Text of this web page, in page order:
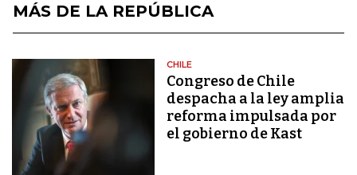
MÁS DE LA REPÚBLICA
CHILE
Congreso de Chile
despacha a la ley amplia
reforma impulsada por
el gobierno de Kast